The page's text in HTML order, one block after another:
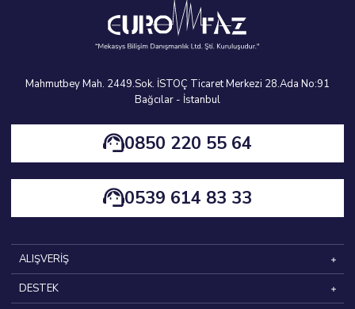
100 x 70 x 85
160 x 70 x 85
190 x 70 x 85
Mahmutbey Mah. 2449.Sok. İSTOÇ Ticaret Merkezi 28.Ada No:91
Bağcılar - İstanbul
0850 220 55 64
0539 614 83 33
ALIŞVERİŞ
DESTEK